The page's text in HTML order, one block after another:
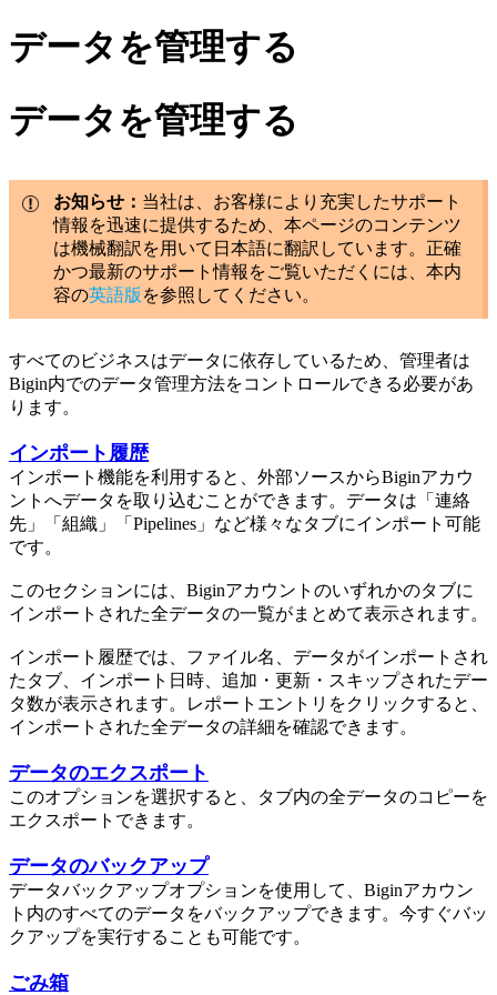
データを管理する
データを管理する
お知らせ： 当社は、お客様により充実したサポート
情報を迅速に提供するため、本ページのコンテンツ
は機械翻訳を用いて日本語に翻訳しています。正確
かつ最新のサポート情報をご覧いただくには、本内
容の英語版 を参照してください。
すべてのビジネスはデータに依存しているため、管理者は
Bigin内でのデータ管理方法をコントロールできる必要があ
ります。
インポート履歴
インポート機能を利用すると、外部ソースからBiginアカウ
ントへデータを取り込むことができます。データは「連絡
先」「組織」「Pipelines」など様々なタブにインポート可能
です。
このセクションには、Biginアカウントのいずれかのタブに
インポートされた全データの一覧がまとめて表示されます。
インポート履歴では、ファイル名、データがインポートされ
たタブ、インポート日時、追加・更新・スキップされたデー
タ数が表示されます。レポートエントリをクリックすると、
インポートされた全データの詳細を確認できます。
データのエクスポート
このオプションを選択すると、タブ内の全データのコピーを
エクスポートできます。
データのバックアップ
データバックアップオプションを使用して、Biginアカウン
ト内のすべてのデータをバックアップできます。今すぐバッ
クアップを実行することも可能です。
ごみ箱